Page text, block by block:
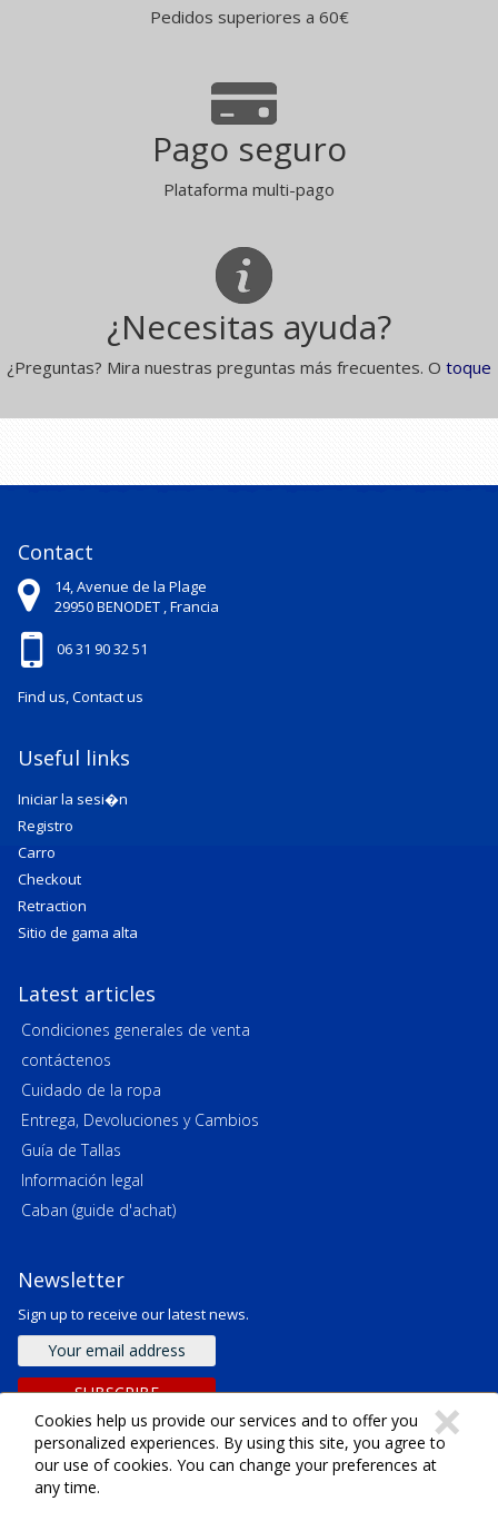
Pedidos superiores a 60€
Pago seguro
Plataforma multi-pago
¿Necesitas ayuda?
¿Preguntas? Mira nuestras preguntas más frecuentes. O toque
Contact
14, Avenue de la Plage
29950BENODET , Francia
06 31 90 32 51
Find us, Contact us
Useful links
Iniciar la sesi�n
Registro
Carro
Checkout
Retraction
Sitio de gama alta
Latest articles
Condiciones generales de venta
contáctenos
Cuidado de la ropa
Entrega, Devoluciones y Cambios
Guía de Tallas
Información legal
Caban (guide d'achat)
Newsletter
Sign up to receive our latest news.
Email
address
SUBSCRIBE
Derechos de autor ©
×
Cookies help us provide our services and to offer you
personalized experiences. By using this site, you agree to
our use of cookies. You can change your preferences at
any time.